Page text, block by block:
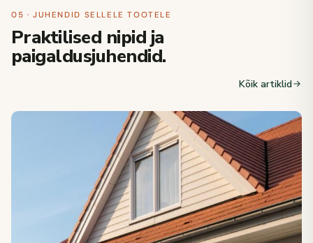
05 · JUHENDID SELLELE TOOTELE
Praktilised nipid ja
paigaldusjuhendid.
Kõik artiklid